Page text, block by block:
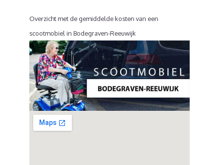
Overzicht met de gemiddelde kosten van een
scootmobiel in Bodegraven-Reeuwijk